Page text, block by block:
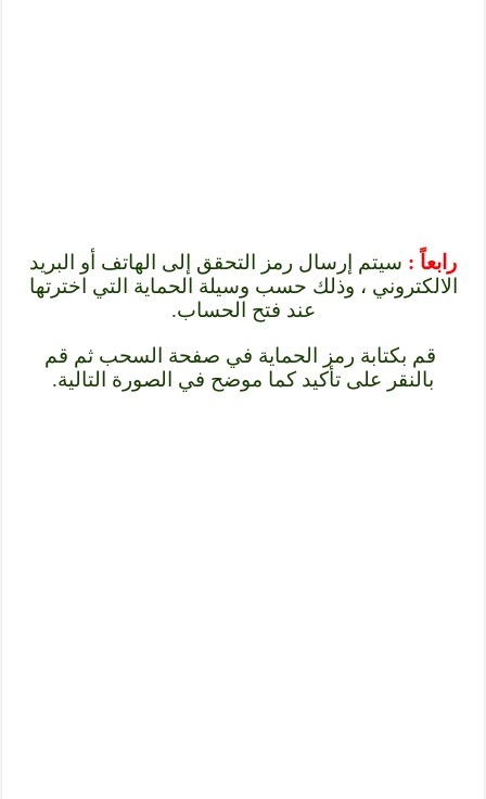
رابعاً : سيتم إرسال رمز التحقق إلى الهاتف أو البريد
الالكتروني ، وذلك حسب وسيلة الحماية التي اخترتها
عند فتح الحساب.
قم بكتابة رمز الحماية في صفحة السحب ثم قم
بالنقر على تأكيد كما موضح في الصورة التالية.